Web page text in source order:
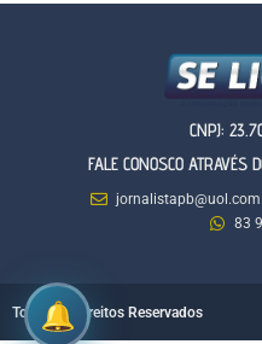
CNPJ:
FALE CONOSCO ATRAVÉS
83
Todos os Direitos Reservados